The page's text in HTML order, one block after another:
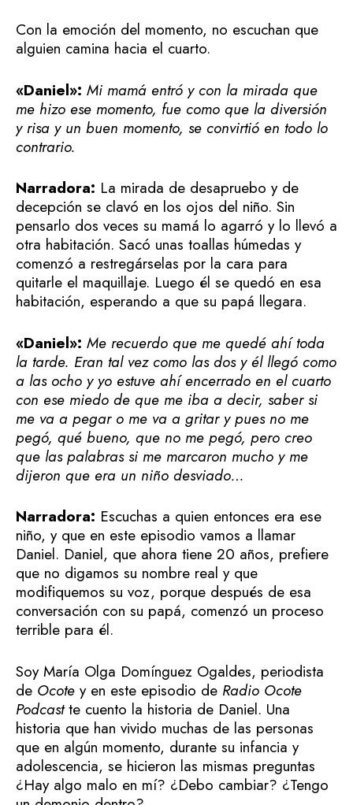
Con la emoción del momento, no escuchan que
alguien camina hacia el cuarto.
«Daniel»: Mi mamá entró y con la mirada que
me hizo ese momento, fue como que la diversión
y risa y un buen momento, se convirtió en todo lo
contrario.
Narradora: La mirada de desapruebo y de
decepción se clavó en los ojos del niño. Sin
pensarlo dos veces su mamá lo agarró y lo llevó a
otra habitación. Sacó unas toallas húmedas y
comenzó a restregárselas por la cara para
quitarle el maquillaje. Luego él se quedó en esa
habitación, esperando a que su papá llegara.
«Daniel»: Me recuerdo que me quedé ahí toda
la tarde. Eran tal vez como las dos y él llegó como
a las ocho y yo estuve ahí encerrado en el cuarto
con ese miedo de que me iba a decir, saber si
me va a pegar o me va a gritar y pues no me
pegó, qué bueno, que no me pegó, pero creo
que las palabras si me marcaron mucho y me
dijeron que era un niño desviado…
Narradora: Escuchas a quien entonces era ese
niño, y que en este episodio vamos a llamar
Daniel. Daniel, que ahora tiene 20 años, prefiere
que no digamos su nombre real y que
modifiquemos su voz, porque después de esa
conversación con su papá, comenzó un proceso
terrible para él.
Soy María Olga Domínguez Ogaldes, periodista
de Ocote y en este episodio de Radio Ocote
Podcastte cuento la historia de Daniel. Una
historia que han vivido muchas de las personas
que en algún momento, durante su infancia y
adolescencia, se hicieron las mismas preguntas
¿Hay algo malo en mí? ¿Debo cambiar? ¿Tengo